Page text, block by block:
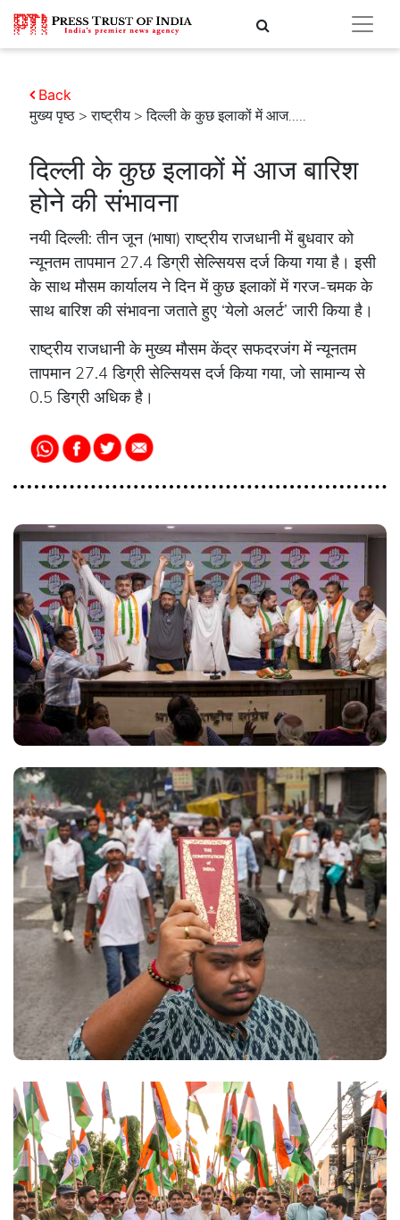
मुख्य पृष्ठ >राष्ट्रीय > दिल्ली के कुछ इलाकों में आज.....
Back
दिल्ली के कुछ इलाकों में आज बारिश
होने की संभावना
नयी दिल्ली: तीन जून (भाषा) राष्ट्रीय राजधानी में बुधवार को
न्यूनतम तापमान 27.4 डिग्री सेल्सियस दर्ज किया गया है। इसी
के साथ मौसम कार्यालय ने दिन में कुछ इलाकों में गरज-चमक के
साथ बारिश की संभावना जताते हुए ‘येलो अलर्ट’ जारी किया है।
राष्ट्रीय राजधानी के मुख्य मौसम केंद्र सफदरजंग में न्यूनतम
तापमान 27.4 डिग्री सेल्सियस दर्ज किया गया, जो सामान्य से
0.5 डिग्री अधिक है।